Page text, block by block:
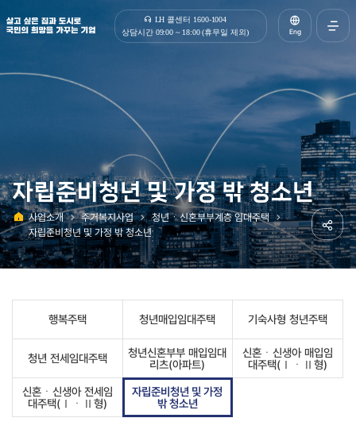
살고 싶은 집과 도시로 국민의 희망을 가꾸는 기업 | 한국토지주택공사
LH 콜센터 1600-1004
상담시간 09:00 ~ 18:00 (휴무일 제외)
Eng
열기
자립준비청년 및 가정 밖 청소년
홈
사업소개 주거복지사업
청년ㆍ신혼부부계층 임대주택
자립준비청년 및 가정 밖 청소년
공유
행복주택 청년매입임대주택 기숙사형 청년주택
청년 전세임대주택
청년신혼부부 매입임대
리츠(아파트)
신혼ㆍ신생아 매입임
대주택(ⅠㆍⅡ형)
신혼ㆍ신생아 전세임
대주택(ⅠㆍⅡ형)
자립준비청년 및 가정
밖 청소년